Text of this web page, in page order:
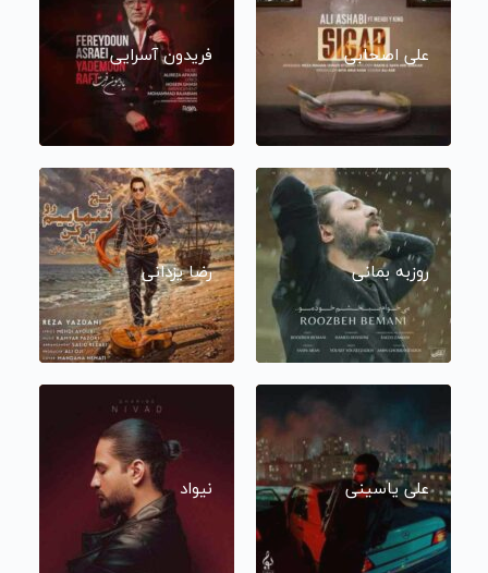
علی اصحابی فریدون آسرایی
روزبه بمانی رضا یزدانی
علی یاسینی نیواد